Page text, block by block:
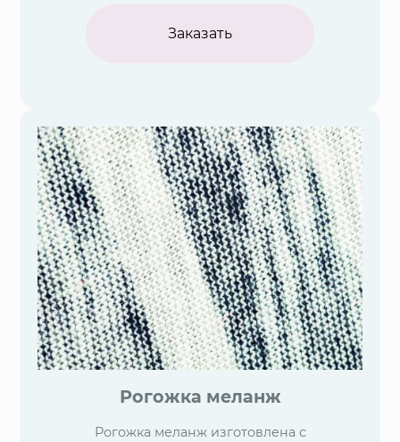
Заказать
Рогожка меланж
Рогожка меланж изготовлена с